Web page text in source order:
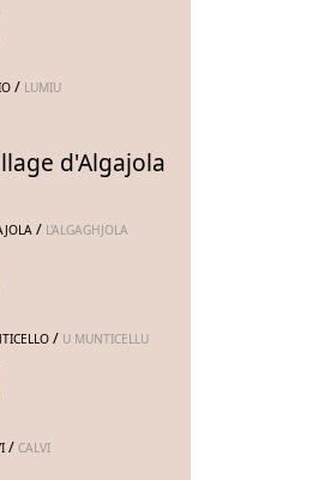
/ LUMIU
d'Algajola
/ L'ALGAGHJOLA
/ U MUNTICELLU
/ CALVI